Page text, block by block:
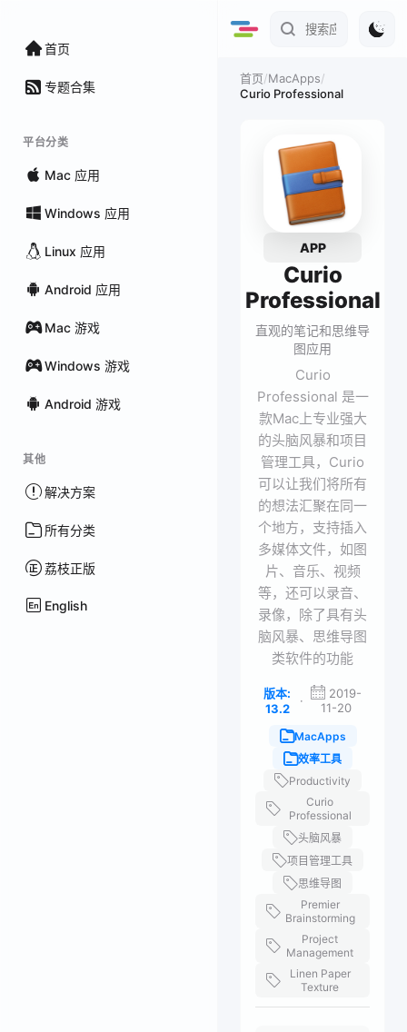
首页
专题合集
平台分类
Mac 应用
Windows 应用
Linux 应用
Android 应用
Mac 游戏
Windows 游戏
Android 游戏
其他
解决方案
所有分类
荔枝正版
English
首页/MacApps/
Curio Professional
APP
Curio
Professional
直观的笔记和思维导
图应用
Curio
Professional 是一
款Mac上专业强大
的头脑风暴和项目
管理工具，Curio
可以让我们将所有
的想法汇聚在同一
个地方，支持插入
多媒体文件，如图
片、音乐、视频
等，还可以录音、
录像，除了具有头
脑风暴、思维导图
类软件的功能
版本:
13.2
·
2019-
11-20
MacApps
效率工具
Productivity
Curio
Professional
头脑风暴
项目管理工具
思维导图
Premier
Brainstorming
Project
Management
Linen Paper
Texture